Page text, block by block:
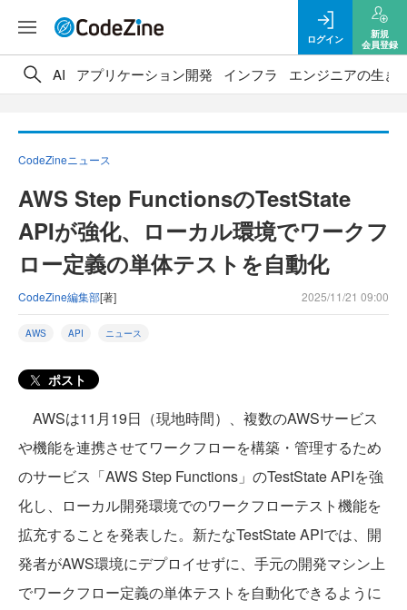
ログイン
新規
会員登録
AI アプリケーション開発 インフラ エンジニアの生き
CodeZineニュース
AWS Step FunctionsのTestState
APIが強化、ローカル環境でワークフ
ロー定義の単体テストを自動化
CodeZine編集部[著] 2025/11/21 09:00
AWS API ニュース
ポスト
AWSは11月19日（現地時間）、複数のAWSサービス
や機能を連携させてワークフローを構築・管理するため
のサービス「AWS Step Functions」のTestState APIを強
化し、ローカル開発環境でのワークフローテスト機能を
拡充することを発表した。新たなTestState APIでは、開
発者がAWS環境にデプロイせずに、手元の開発マシン上
でワークフロー定義の単体テストを自動化できるように